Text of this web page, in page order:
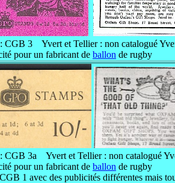
CGB 3 Yvert et Tellier : non catalogué
pour un fabricant de ballon de rugby
: CGB 3a Yvert et Tellier : non
pour un fabricant de ballon de rugby
1 avec des publicités différentes mais